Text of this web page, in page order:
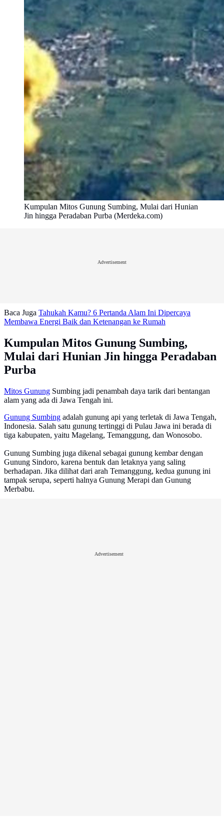
Kumpulan Mitos Gunung Sumbing, Mulai dari Hunian
Jin hingga Peradaban Purba (Merdeka.com)
Advertisement
Baca Juga Tahukah Kamu? 6 Pertanda Alam Ini Dipercaya
Membawa Energi Baik dan Ketenangan ke Rumah
Kumpulan Mitos Gunung Sumbing,
Mulai dari Hunian Jin hingga Peradaban
Purba
Mitos Gunung Sumbing jadi penambah daya tarik dari bentangan
alam yang ada di Jawa Tengah ini.
Gunung Sumbing adalah gunung api yang terletak di Jawa Tengah,
Indonesia. Salah satu gunung tertinggi di Pulau Jawa ini berada di
tiga kabupaten, yaitu Magelang, Temanggung, dan Wonosobo.
Gunung Sumbing juga dikenal sebagai gunung kembar dengan
Gunung Sindoro, karena bentuk dan letaknya yang saling
berhadapan. Jika dilihat dari arah Temanggung, kedua gunung ini
tampak serupa, seperti halnya Gunung Merapi dan Gunung
Merbabu.
Advertisement